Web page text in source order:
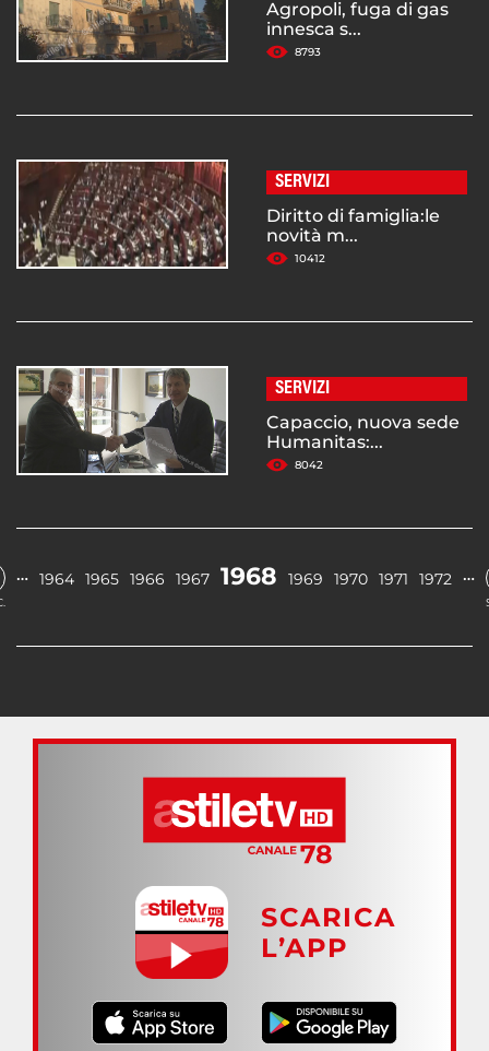
Agropoli, fuga di gas
innesca s...
8793
SERVIZI
Diritto di famiglia:le
novità m...
10412
SERVIZI
Capaccio, nuova sede
Humanitas:...
8042
… 1964 1965 1966 1967 1968 1969 1970 1971 1972 …
SCARICA
L’APP